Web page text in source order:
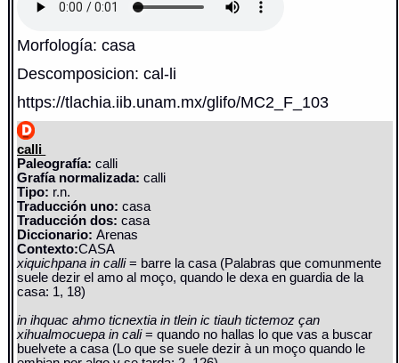
Morfología: casa
Descomposicion: cal-li
https://tlachia.iib.unam.mx/glifo/MC2_F_103
calli
Paleografía: calli
Grafía normalizada: calli
Tipo: r.n.
Traducción uno: casa
Traducción dos: casa
Diccionario:Arenas
Contexto:CASA
xiquichpana in calli= barre la casa (Palabras que comunmente
suele dezir el amo al moço, quando le dexa en guardia de la
casa: 1, 18)
in ihquac ahmo ticnextia in tlein ic tiauh tictemoz çan
xihualmocuepa in cali= quando no hallas lo que vas a buscar
buelvete a casa (Lo que se suele dezir à un moço quando le